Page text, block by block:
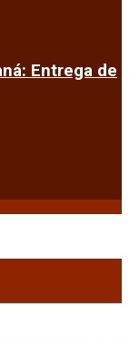
Entrega de